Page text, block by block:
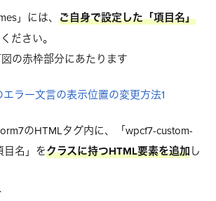
」には、 ご自身で設定した「項目名」
ださい。
の赤枠部分にあたります
のHTMLタグ内に、「wpcf7-custom-
目名 」をクラスに持つHTML要素を追加し